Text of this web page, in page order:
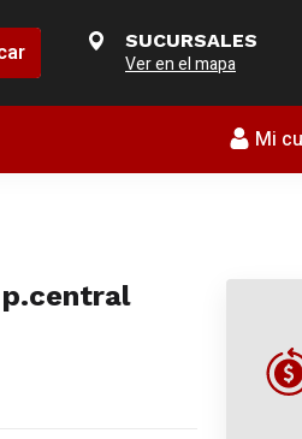
SUCURSALES
Ver en el mapa
Mi
p.central